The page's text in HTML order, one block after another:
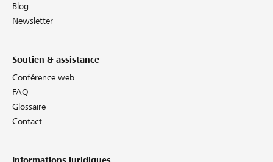
Blog
Newsletter
Soutien & assistance
Conférence web
FAQ
Glossaire
Contact
Informations juridiques